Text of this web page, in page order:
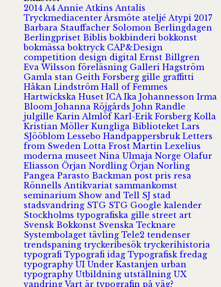
2014 A4 Annie Atkins Antalis
Tryckmediacenter Årsmöte ateljé Atypi 2017
Barbara Stauffacher Solomon Berlingdagen
Berlingpriset Biblisbokbinderibokkonst
bokmässaboktryck CAP&Design
competition design digital Ernst Billgren
Eva Wilsson föreläsning Galleri Hagström
Gamla stan Geith Forsberg gille graffitti
Håkan Lindström Hall of Femmes
Hartwickska Huset ICA Ika Johannesson Irma
Bloom Johanna Röjgårds John Randle
julgille Karin Almlöf Karl-Erik Forsberg Kolla
Kristian Möller Kungliga Biblioteket Lars
SJööblom Lessebo Handpappersbruk Letters
from Sweden Lotta Frost Martin Lexelius
moderna museet Nina Ulmaja Norge Olafur
Eliasson Örjan Nordling Örjan Norling
Pangea Parasto Backman post pris resa
Rönnells Antikvariat sammankomst
seminarium Show and Tell SJ stad
stadsvandring STG STG Google kalender
Stockholms typografiska gille street art
Svensk Bokkonst Svenska Tecknare
Systembolaget tävling Tele2 tendenser
trendspaning tryckeribesök tryckerihistoria
typografi Typografi idag Typografisk fredag
typography UI Under Kastanjen urban
typography Utbildning utställning UX
vandring Vart är typografin på väg?